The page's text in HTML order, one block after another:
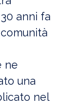
anni fa
ne
una
nel